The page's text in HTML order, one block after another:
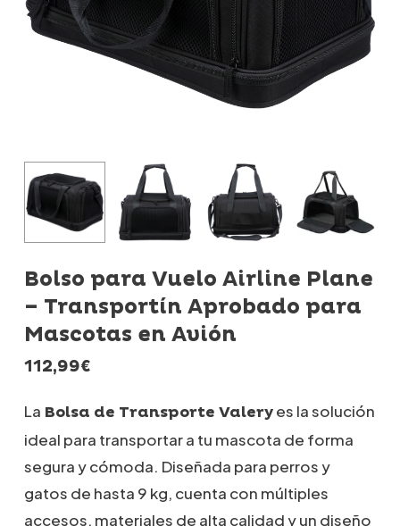
Bolso para Vuelo Airline Plane
– Transportín Aprobado para
Mascotas en Avión
112,99€
La Bolsa de Transporte Valeryes la solución
ideal para transportar a tu mascota de forma
segura y cómoda. Diseñada para perros y
gatos de hasta 9 kg, cuenta con múltiples
accesos, materiales de alta calidad y un diseño